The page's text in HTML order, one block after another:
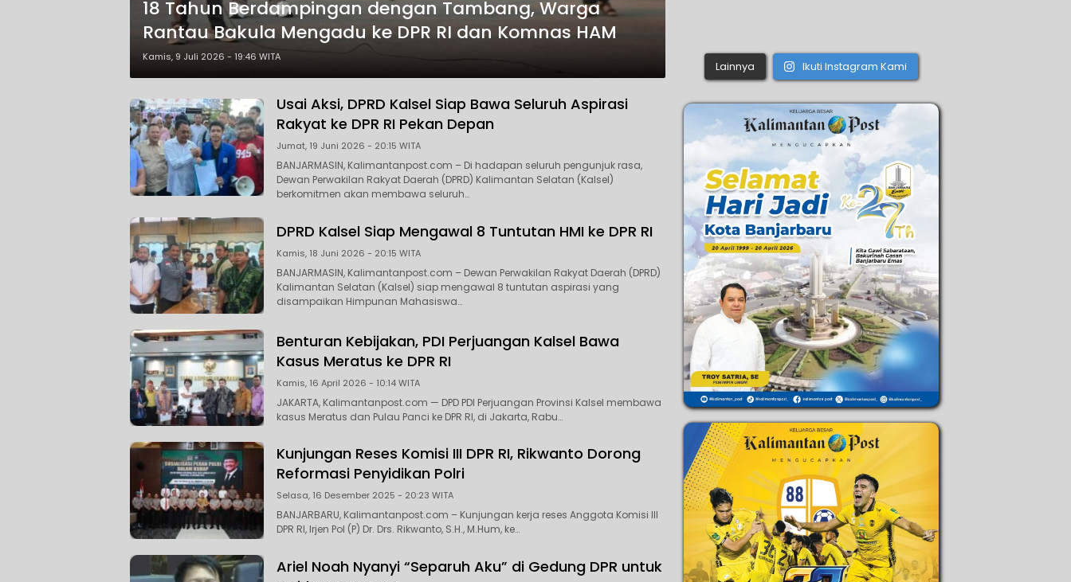
18 Tahun Berdampingan dengan Tambang, Warga
Rantau Bakula Mengadu ke DPR RI dan Komnas HAM
Kamis, 9 Juli 2026 - 19:46 WITA
Usai Aksi, DPRD Kalsel Siap Bawa Seluruh Aspirasi
Rakyat ke DPR RI Pekan Depan
Jumat, 19 Juni 2026 - 20:15 WITA
BANJARMASIN, Kalimantanpost.com – Di hadapan seluruh pengunjuk rasa,
Dewan Perwakilan Rakyat Daerah (DPRD) Kalimantan Selatan (Kalsel)
berkomitmen akan membawa seluruh…
DPRD Kalsel Siap Mengawal 8 Tuntutan HMI ke DPR RI
Kamis, 18 Juni 2026 - 20:15 WITA
BANJARMASIN, Kalimantanpost.com – Dewan Perwakilan Rakyat Daerah (DPRD)
Kalimantan Selatan (Kalsel) siap mengawal 8 tuntutan aspirasi yang
disampaikan Himpunan Mahasiswa…
Benturan Kebijakan, PDI Perjuangan Kalsel Bawa
Kasus Meratus ke DPR RI
Kamis, 16 April 2026 - 10:14 WITA
JAKARTA, Kalimantanpost.com — DPD PDI Perjuangan Provinsi Kalsel membawa
kasus Meratus dan Pulau Panci ke DPR RI, di Jakarta, Rabu…
Kunjungan Reses Komisi III DPR RI, Rikwanto Dorong
Reformasi Penyidikan Polri
Selasa, 16 Desember 2025 - 20:23 WITA
BANJARBARU, Kalimantanpost.com – Kunjungan kerja reses Anggota Komisi III
DPR RI, Irjen Pol (P) Dr. Drs. Rikwanto, S.H., M.Hum, ke…
Ariel Noah Nyanyi “Separuh Aku” di Gedung DPR untuk
Lainnya Ikuti Instagram Kami